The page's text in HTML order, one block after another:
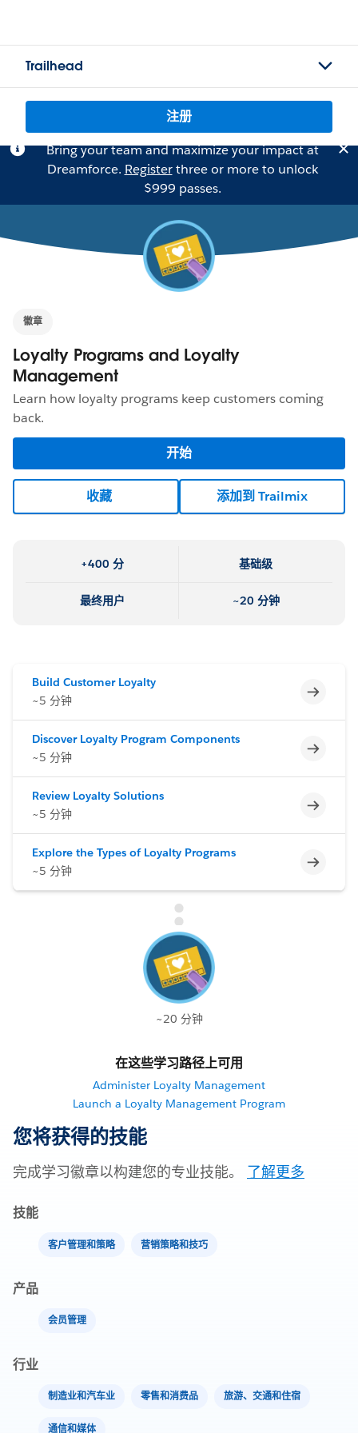
Trailhead
注册
Bring your team and maximize your impact at
Dreamforce. Registerthree or more to unlock
$999 passes.
徽章
Loyalty Programs and Loyalty
Management
Learn how loyalty programs keep customers coming
back.
开始
收藏 添加到 Trailmix
+400 分 基础级
最终用户 ~20 分钟
Build Customer Loyalty
~5 分钟
不完整
Discover Loyalty Program Components
~5 分钟
不完整
Review Loyalty Solutions
~5 分钟
不完整
Explore the Types of Loyalty Programs
~5 分钟
不完整
~20 分钟
在这些学习路径上可用
Administer Loyalty Management
Launch a Loyalty Management Program
您将获得的技能
完成学习徽章以构建您的专业技能。 了解更多
技能
客户管理和策略 营销策略和技巧
产品
会员管理
行业
制造业和汽车业 零售和消费品 旅游、交通和住宿
通信和媒体